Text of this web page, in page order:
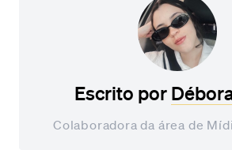
Escrito por
Colaboradora da área de